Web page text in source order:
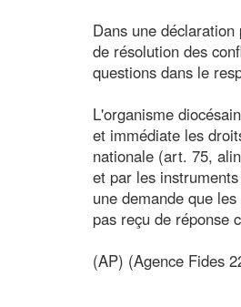
Dans une
de résolution des
questions dans le
L'organisme
et immédiate les
nationale (art. 75,
et par les
une demande que
pas reçu de réponse
(AP) (Agence Fides